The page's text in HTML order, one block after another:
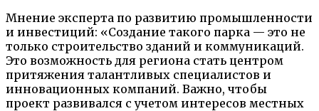
Мнение эксперта по развитию промышленности
и инвестиций: «Создание такого парка — это не
только строительство зданий и коммуникаций.
Это возможность для региона стать центром
притяжения талантливых специалистов и
инновационных компаний. Важно, чтобы
проект развивался с учетом интересов местных